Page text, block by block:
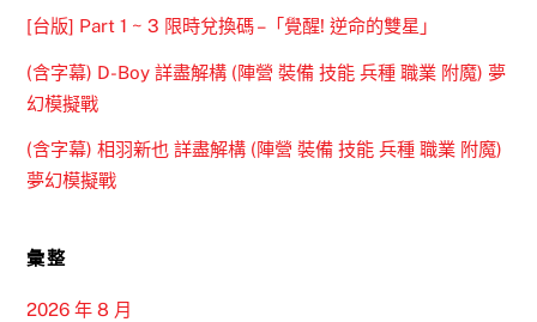
[台版] Part 1 ~ 3 限時兌換碼 –「覺醒! 逆命的雙星」
(含字幕) D-Boy 詳盡解構 (陣營 裝備 技能 兵種 職業 附魔) 夢
幻模擬戰
(含字幕) 相羽新也 詳盡解構 (陣營 裝備 技能 兵種 職業 附魔)
夢幻模擬戰
彙整
2026 年 8 月